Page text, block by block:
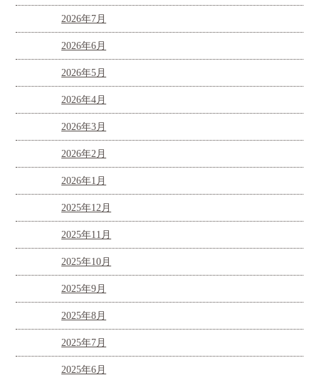
2026年7月
2026年6月
2026年5月
2026年4月
2026年3月
2026年2月
2026年1月
2025年12月
2025年11月
2025年10月
2025年9月
2025年8月
2025年7月
2025年6月